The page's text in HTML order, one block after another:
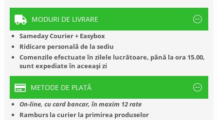
MODURI DE LIVRARE
Sameday Courier + Easybox
Ridicare personală de la sediu
Comenzile efectuate în zilele lucrătoare, până la ora 15.00,
sunt expediate în aceeași zi
METODE DE PLATĂ
On-line, cu card bancar, în maxim 12 rate
Ramburs la curier la primirea produselor